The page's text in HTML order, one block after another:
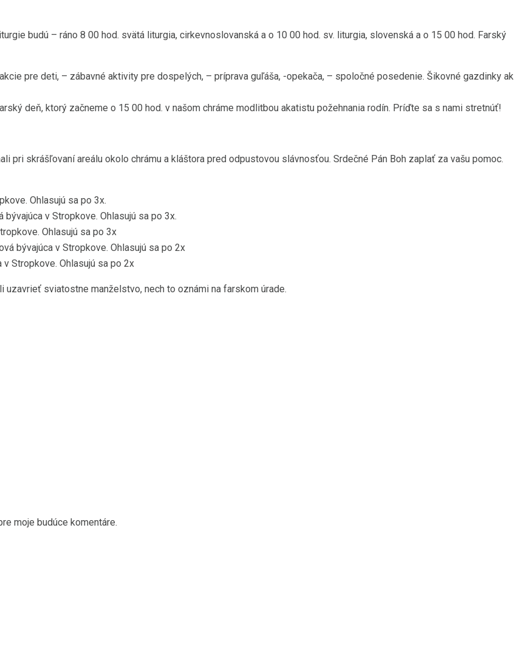
budú – ráno 8 00 hod. svätá liturgia, cirkevnoslovanská a o 10 00 hod. sv. liturgia, slovenská a o 15 00 hod. Farský
pre deti, – zábavné aktivity pre dospelých, – príprava guľáša, -opekača, – spoločné posedenie. Šikovné gazdinky ak
deň, ktorý začneme o 15 00 hod. v našom chráme modlitbou akatistu požehnania rodín. Príďte sa s nami stretnúť!
pri skrášľovaní areálu okolo chrámu a kláštora pred odpustovou slávnosťou. Srdečné Pán Boh zaplať za vašu pomoc.
Ohlasujú sa po 3x.
v Stropkove. Ohlasujú sa po 3x.
Ohlasujú sa po 3x
bývajúca v Stropkove. Ohlasujú sa po 2x
Stropkove. Ohlasujú sa po 2x
sviatostne manželstvo, nech to oznámi na farskom úrade.
moje budúce komentáre.